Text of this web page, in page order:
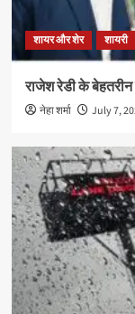
शायर और शेर शायरी
राजेश रेडी के
नेहा शर्मा July 7,